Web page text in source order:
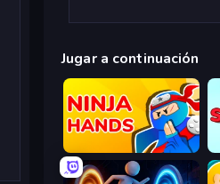
Jugar a continuación
Ninja Hands